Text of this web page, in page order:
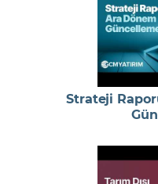
Strateji